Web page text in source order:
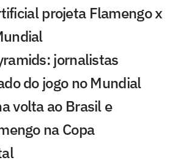
projeta Flamengo x
jornalistas
do jogo no Mundial
volta ao Brasil e
na Copa